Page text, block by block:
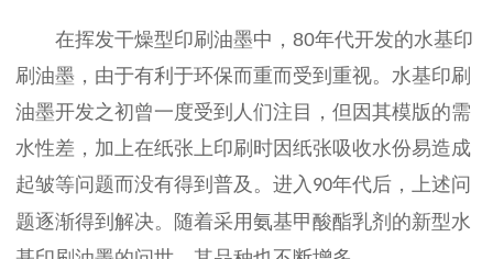
在挥发干燥型印刷油墨中， 80年代开发的水基印
刷油墨，由于有利于环保而重而受到重视。水基印刷
油墨开发之初曾一度受到人们注目，但因其模版的需
水性差，加上在纸张上印刷时因纸张吸收水份易造成
起皱等问题而没有得到普及。进入 90年代后，上述问
题逐渐得到解决。随着采用氨基甲酸酯乳剂的新型水